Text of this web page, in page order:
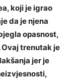
koji je igrao
da je njena
opasnost,
Ovaj trenutak je
jer je